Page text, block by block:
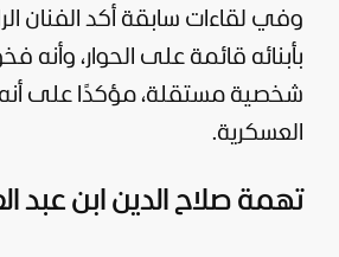
وفي لقاءات سابقة أكد الفنان
بأبنائه قائمة على الحوار، وأنه
شخصية مستقلة، مؤكدًا على أنه
العسكرية.
تهمة صلاح الدين ابن عبد